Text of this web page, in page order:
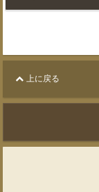
上に戻る